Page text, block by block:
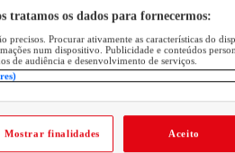
tratamos os dados para fornecermos:
precisos. Procurar ativamente as características do
num dispositivo. Publicidade e conteúdos
de audiência e desenvolvimento de serviços.
Mostrar finalidades Aceito